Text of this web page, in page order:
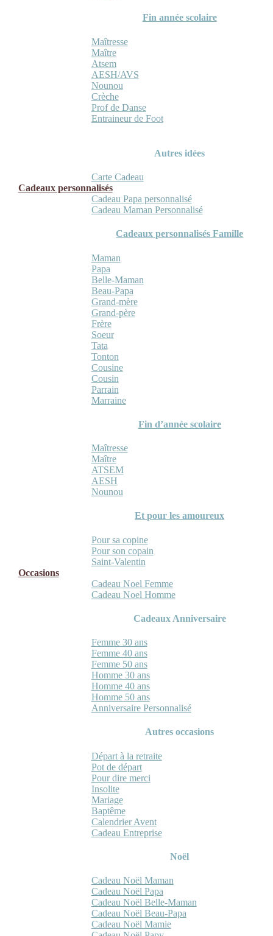
Fin année scolaire
Maîtresse
Maître
Atsem
AESH/AVS
Nounou
Crèche
Prof de Danse
Entraineur de Foot
Autres idées
Carte Cadeau
Cadeaux personnalisés
Cadeau Papa personnalisé
Cadeau Maman Personnalisé
Cadeaux personnalisés Famille
Maman
Papa
Belle-Maman
Beau-Papa
Grand-mère
Grand-père
Frère
Soeur
Tata
Tonton
Cousine
Cousin
Parrain
Marraine
Fin d’année scolaire
Maîtresse
Maître
ATSEM
AESH
Nounou
Et pour les amoureux
Pour sa copine
Pour son copain
Saint-Valentin
Occasions
Cadeau Noel Femme
Cadeau Noel Homme
Cadeaux Anniversaire
Femme 30 ans
Femme 40 ans
Femme 50 ans
Homme 30 ans
Homme 40 ans
Homme 50 ans
Anniversaire Personnalisé
Autres occasions
Départ à la retraite
Pot de départ
Pour dire merci
Insolite
Mariage
Baptême
Calendrier Avent
Cadeau Entreprise
Noël
Cadeau Noël Maman
Cadeau Noël Papa
Cadeau Noël Belle-Maman
Cadeau Noël Beau-Papa
Cadeau Noël Mamie